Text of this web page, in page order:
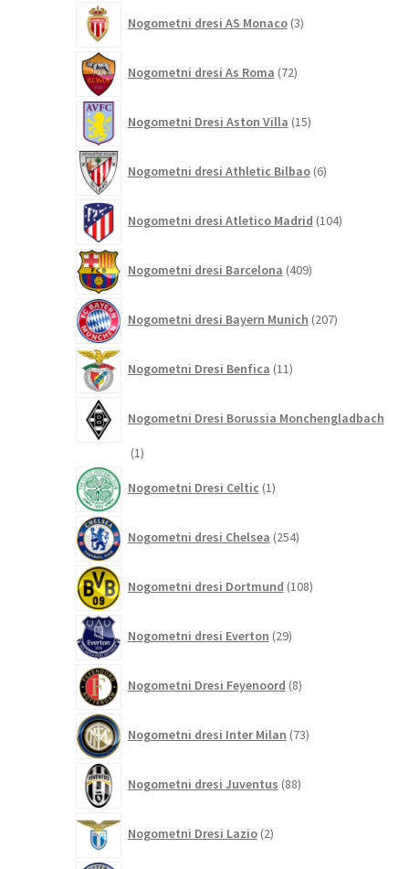
Nogometni dresi AS Monaco 3izdelki
Nogometni dresi As Roma 72izdelkov
Nogometni Dresi Aston Villa 15izdelkov
Nogometni dresi Athletic Bilbao 6izdelkov
Nogometni dresi Atletico Madrid 104izdelki
Nogometni dresi Barcelona 409izdelkov
Nogometni dresi Bayern Munich 207izdelkov
Nogometni Dresi Benfica 11izdelkov
Nogometni Dresi Borussia Monchengladbach
11
Nogometni Dresi Celtic 1izdelek
Nogometni dresi Chelsea 254izdelkov
Nogometni dresi Dortmund 108izdelkov
Nogometni dresi Everton 29izdelkov
Nogometni Dresi Feyenoord 8izdelkov
Nogometni dresi Inter Milan 73izdelkov
Nogometni dresi Juventus 88izdelkov
Nogometni Dresi Lazio 2izdelka